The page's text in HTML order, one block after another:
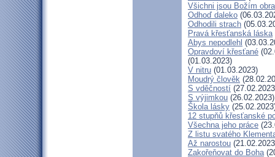
Všichni jsou Božím
Odhoď daleko
Odhodili strach
Pravá křesťanská láska
Abys nepodlehl
Opravdoví křesťané
(01.03.2023)
V nitru (01.03.2023)
Moudrý člověk
S vděčností
S výjimkou (26.02.2023)
Škola lásky
12 stupňů křesťanské
Všechna jeho práce
Z listu svatého
Až narostou
Zakořeňovat do Boha